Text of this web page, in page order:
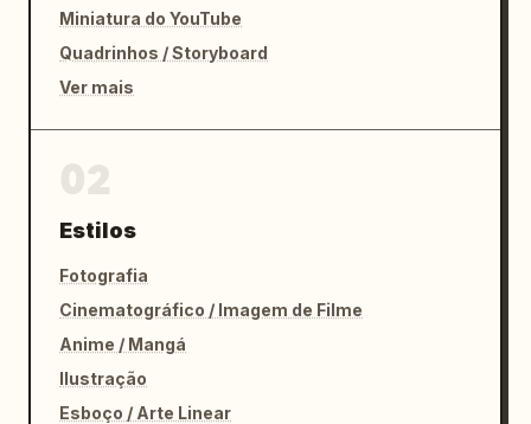
Miniatura do YouTube
Quadrinhos / Storyboard
Ver mais
Estilos
Fotografia
Cinematográfico / Imagem de Filme
Anime / Mangá
Ilustração
Esboço / Arte Linear